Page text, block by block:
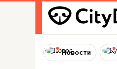
Новости